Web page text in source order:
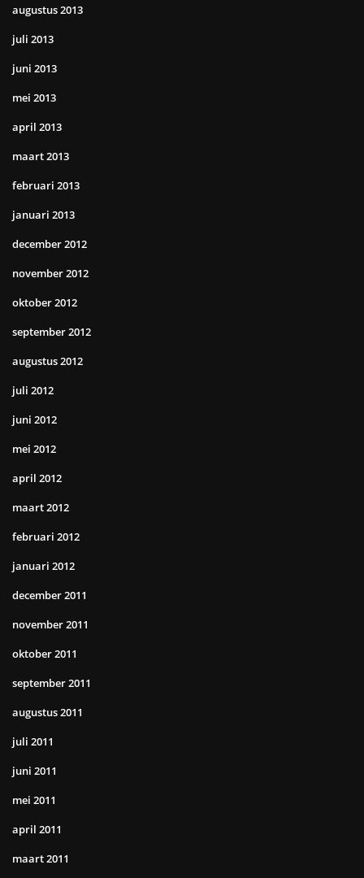
augustus 2013
juli 2013
juni 2013
mei 2013
april 2013
maart 2013
februari 2013
januari 2013
december 2012
november 2012
oktober 2012
september 2012
augustus 2012
juli 2012
juni 2012
mei 2012
april 2012
maart 2012
februari 2012
januari 2012
december 2011
november 2011
oktober 2011
september 2011
augustus 2011
juli 2011
juni 2011
mei 2011
april 2011
maart 2011